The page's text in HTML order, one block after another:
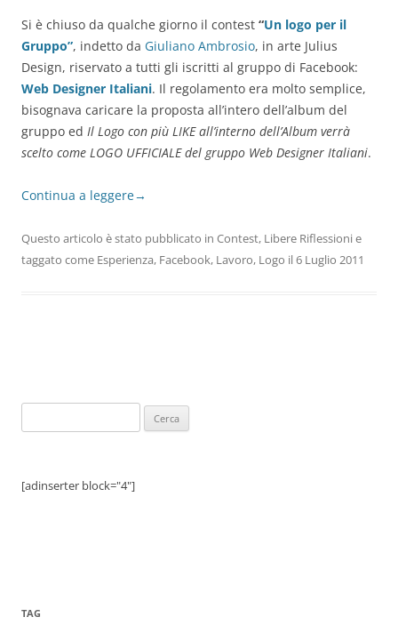
Si è chiuso da qualche giorno il contest “Un logo per il
Gruppo”, indetto da Giuliano Ambrosio, in arte Julius
Design, riservato a tutti gli iscritti al gruppo di Facebook:
Web Designer Italiani. Il regolamento era molto semplice,
bisognava caricare la proposta all’intero dell’album del
gruppo ed Il Logo con più LIKE all’interno dell’Album verrà
scelto come LOGO UFFICIALE del gruppo Web Designer Italiani.
Continua a leggere→
Questo articolo è stato pubblicato in Contest, Libere Riflessionie
taggato come Esperienza, Facebook, Lavoro, Logo il6 Luglio 2011
per:
[adinserter block="4"]
TAG